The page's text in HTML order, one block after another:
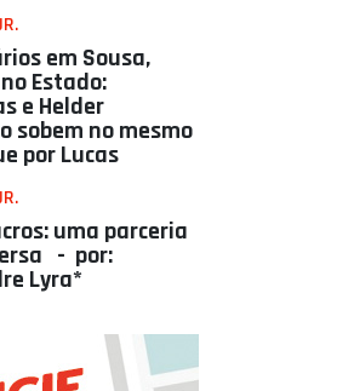
em Sousa,
Estado:
e Helder
sobem no mesmo
por Lucas
uma parceria
- por:
Lyra*